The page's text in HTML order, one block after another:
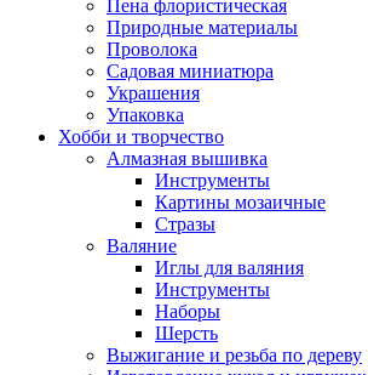
Пена флористическая
Природные материалы
Проволока
Садовая миниатюра
Украшения
Упаковка
Хобби и творчество
Алмазная вышивка
Инструменты
Картины мозаичные
Стразы
Валяние
Иглы для валяния
Инструменты
Наборы
Шерсть
Выжигание и резьба по дереву